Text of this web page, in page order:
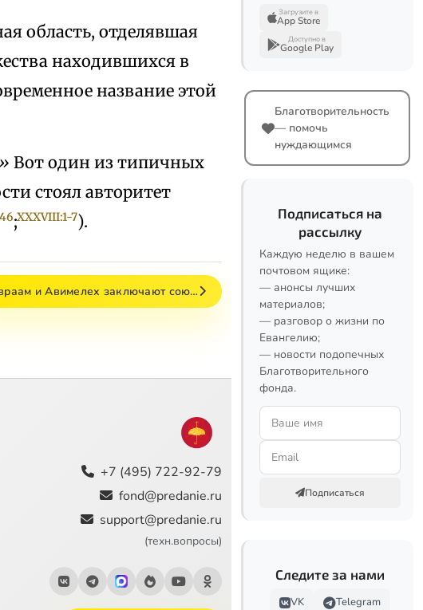
область, отделявшая
находившихся в
название этой
Вот один из типичных
стоял авторитет
;XXXVIII:1-7).
и Авимелех заключают сою…
+7 (495) 722-92-79
fond@predanie.ru
support@predanie.ru
(техн.вопросы)
Загрузите в
App Store
Доступно в
Google Play
Благотворительность
— помочь
нуждающимся
Подписаться на
рассылку
Каждую неделю в вашем
почтовом ящике:
— анонсы лучших
материалов;
— разговор о жизни по
Евангелию;
— новости подопечных
Благотворительного
фонда.
Подписаться
Следите за нами
VK
Telegram